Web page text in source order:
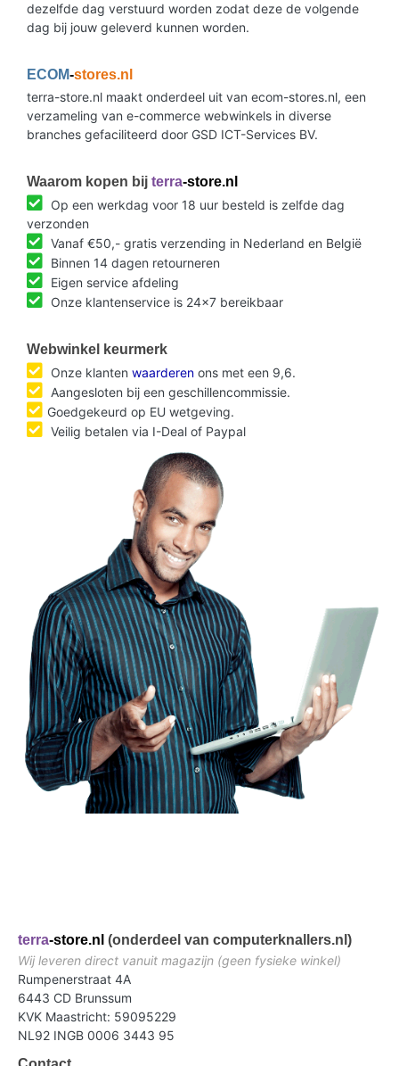
dezelfde dag verstuurd worden zodat deze de volgende
dag bij jouw geleverd kunnen worden.
ECOM-stores.nl
terra-store.nl maakt onderdeel uit van ecom-stores.nl, een
verzameling van e-commerce webwinkels in diverse
branches gefaciliteerd door GSD ICT-Services BV.
Waarom kopen bij terra-store.nl
Op een werkdag voor 18 uur besteld is zelfde dag
verzonden
Vanaf €50,- gratis verzending in Nederland en België
Binnen 14 dagen retourneren
Eigen service afdeling
Onze klantenservice is 24x7 bereikbaar
Webwinkel keurmerk
Onze klanten waarderen ons met een 9,6.
Aangesloten bij een geschillencommissie.
Goedgekeurd op EU wetgeving.
Veilig betalen via I-Deal of Paypal
terra-store.nl (onderdeel van computerknallers.nl)
Wij leveren direct vanuit magazijn (geen fysieke winkel)
Rumpenerstraat 4A
6443 CD Brunssum
KVK Maastricht: 59095229
NL92 INGB 0006 3443 95